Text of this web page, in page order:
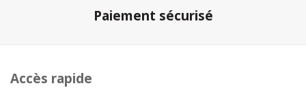
Paiement sécurisé
Accès rapide